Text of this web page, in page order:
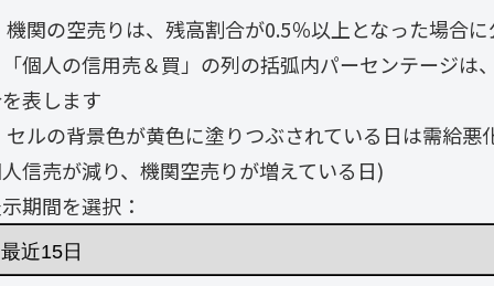
機関の空売りは、残高割合が0.5％以上となった場合
個人の信用売＆買」の列の括弧内パーセンテージは
表します
セルの背景色が黄色に塗りつぶされている日は需給
信売が減り、機関空売りが増えている日)
期間を選択：